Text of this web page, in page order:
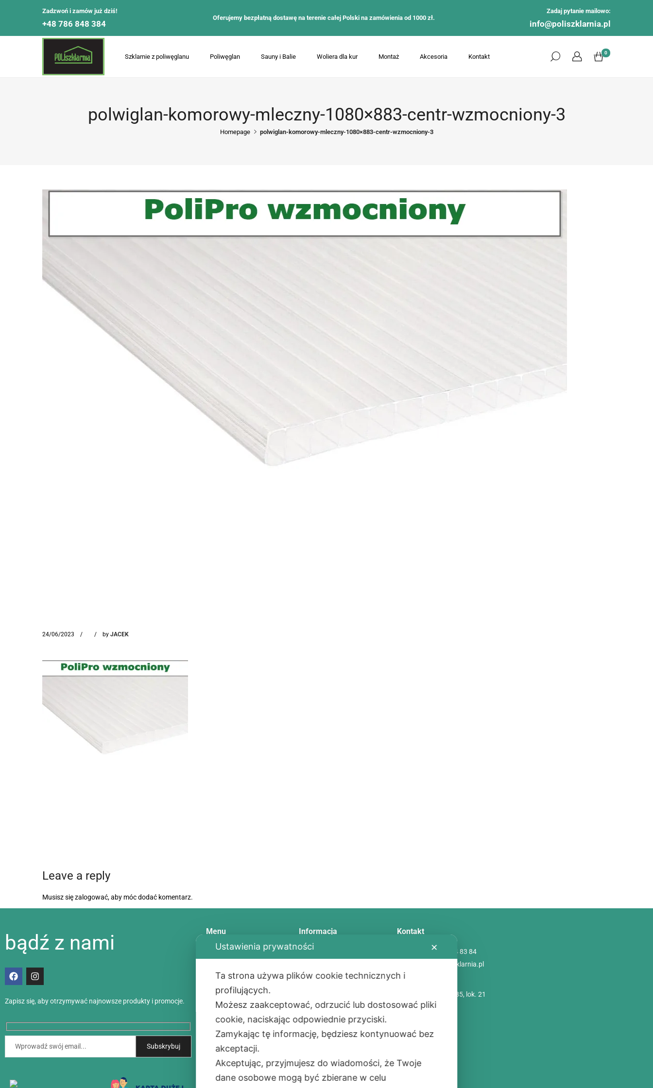
Zadzwoń i zamów już dziś!
+48 786 848 384
Oferujemy bezpłatną dostawę na terenie całej Polski na zamówienia od 1000 zł.
Zadaj pytanie mailowo:
info@poliszklarnia.pl
Szklarnie z poliwęglanu Poliwęglan Sauny i Balie Woliera dla kur Montaż Akcesoria Kontakt
0
polwiglan-komorowy-mleczny-1080×883-centr-wzmocniony-3
Homepage polwiglan-komorowy-mleczny-1080×883-centr-wzmocniony-3
24/06/2023 by JACEK
Leave a reply
Musisz sięzalogować, aby móc dodać komentarz.
bądź z nami
Zapisz się, aby otrzymywać najnowsze produkty i promocje.
Menu
Dostawa
Metody płatności
Aktualności
Kontakt
O nas
Informacja
Regulamin
Polityka prywatności
Montaż
Сzęste pytania
Kontakt
+48 786 84 83 84
info@poliszklarnia.pl
Aleje Jerozolimskie 85, lok. 21
02-001 Warszawa
Adres magazynu:
05-270 Marki
Ustawienia prywatności ✕
Ta strona używa plików cookie technicznych i
profilujących.
Możesz zaakceptować, odrzucić lub dostosować pliki
cookie, naciskając odpowiednie przyciski.
Zamykając tę informację, będziesz kontynuować bez
akceptacji.
Akceptując, przyjmujesz do wiadomości, że Twoje
dane osobowe mogą być zbierane w celu